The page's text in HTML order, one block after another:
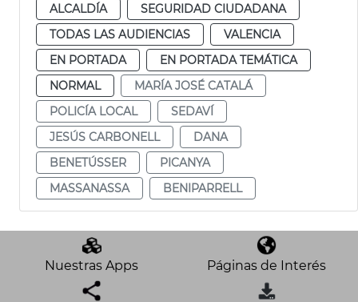
ALCALDÍA
SEGURIDAD CIUDADANA
TODAS LAS AUDIENCIAS
VALENCIA
EN PORTADA
EN PORTADA TEMÁTICA
NORMAL
MARÍA JOSÉ CATALÁ
POLICÍA LOCAL
SEDAVÍ
JESÚS CARBONELL
DANA
BENETÚSSER
PICANYA
MASSANASSA
BENIPARRELL
Nuestras Apps Páginas de Interés